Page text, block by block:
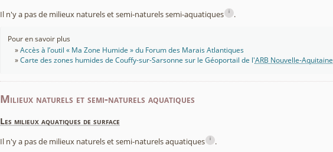
Il n'y a pas de milieux naturels et semi-naturels semi-aquatiques i .
Pour en savoir plus
Accès à l’outil « Ma Zone Humide » du Forum des Marais Atlantiques
Carte des zones humides de Couffy-sur-Sarsonne sur le Géoportail de l'ARB Nouvelle-Aquitaine
Milieux naturels et semi-naturels aquatiques
Les milieux aquatiques de surface
Il n'y a pas de milieux naturels et semi-naturels aquatiques i
.